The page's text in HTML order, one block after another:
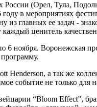
(Орел, Тула,
в мероприятиях
главных ее задач -
ценитель
ноября. Воронежская
а так же
событие не только для
“Bloom Effect”,